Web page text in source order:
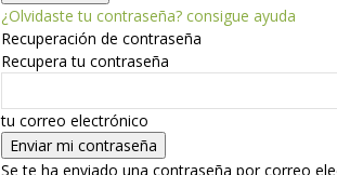
¿Olvidaste tu contraseña? consigue ayuda
Recuperación de contraseña
Recupera tu contraseña
tu correo electrónico
Se te ha enviado una contraseña por correo